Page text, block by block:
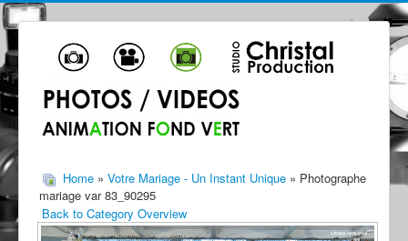
Home » Votre Mariage - Un Instant Unique » Photographe
mariage var 83_90295
Back to Category Overview